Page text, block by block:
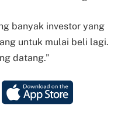
banyak investor yang
untuk mulai beli lagi.
datang.”